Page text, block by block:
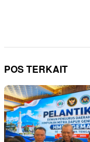
POS TERKAIT